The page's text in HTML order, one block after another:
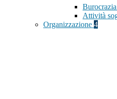
Attività
Organizzazione 4